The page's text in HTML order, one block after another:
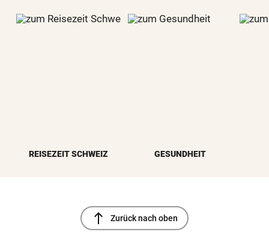
REISEZEIT SCHWEIZ GESUNDHEIT
north Zurück nach oben